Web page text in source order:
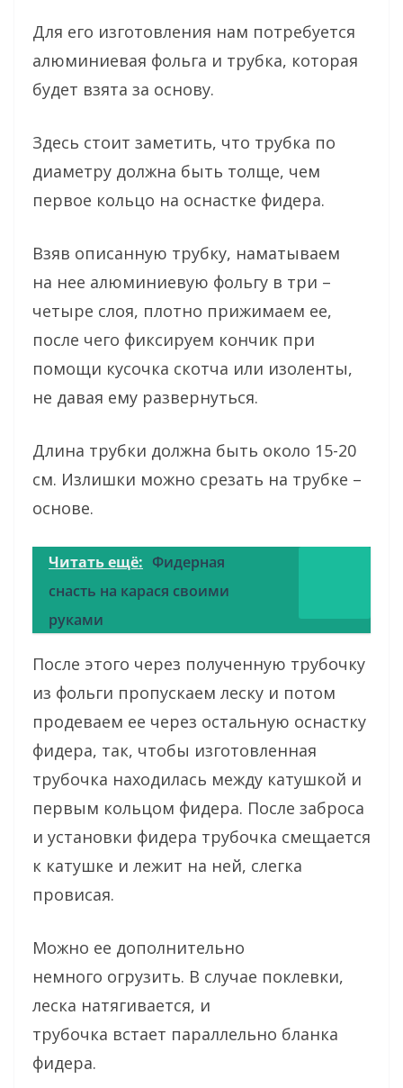
Для его изготовления нам потребуется
алюминиевая фольга и трубка, которая
будет взята за основу.
Здесь стоит заметить, что трубка по
диаметру должна быть толще, чем
первое кольцо на оснастке фидера.
Взяв описанную трубку, наматываем
на нее алюминиевую фольгу в три –
четыре слоя, плотно прижимаем ее,
после чего фиксируем кончик при
помощи кусочка скотча или изоленты,
не давая ему развернуться.
Длина трубки должна быть около 15-20
см. Излишки можно срезать на трубке –
основе.
Читать ещё: Фидерная
снасть на карася своими
руками
После этого через полученную трубочку
из фольги пропускаем леску и потом
продеваем ее через остальную оснастку
фидера, так, чтобы изготовленная
трубочка находилась между катушкой и
первым кольцом фидера. После заброса
и установки фидера трубочка смещается
к катушке и лежит на ней, слегка
провисая.
Можно ее дополнительно
немного огрузить. В случае поклевки,
леска натягивается, и
трубочка встает параллельно бланка
фидера.